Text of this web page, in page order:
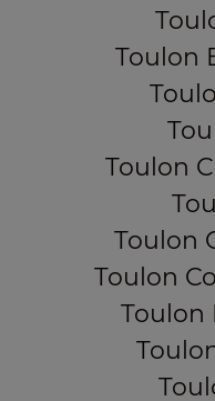
Toulon
Toulon
Toulon
Toulon
Toulon